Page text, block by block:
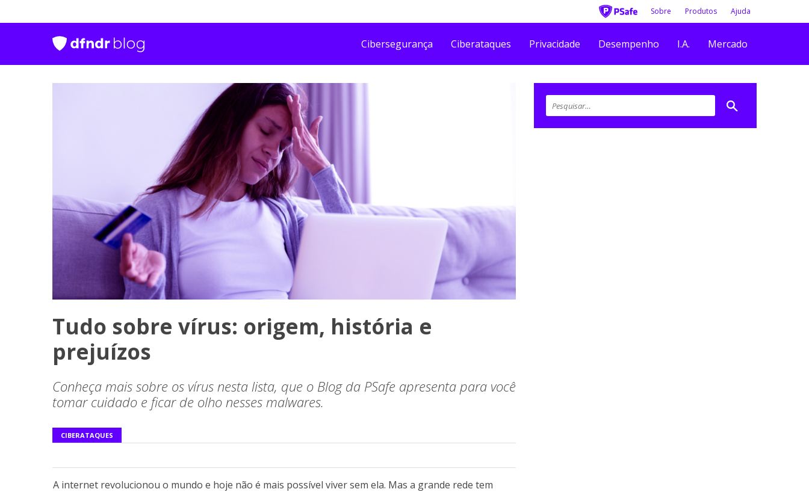
Sobre Produtos Ajuda
Cibersegurança Ciberataques Privacidade Desempenho I.A. Mercado
Tudo sobre vírus: origem, história e
prejuízos
Conheça mais sobre os vírus nesta lista, que o Blog da PSafe apresenta para você
tomar cuidado e ficar de olho nesses malwares.
CIBERATAQUES
A internet revolucionou o mundo e hoje não é mais possível viver sem ela. Mas a grande rede tem